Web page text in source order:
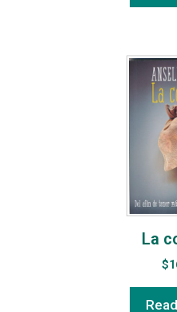
La
$